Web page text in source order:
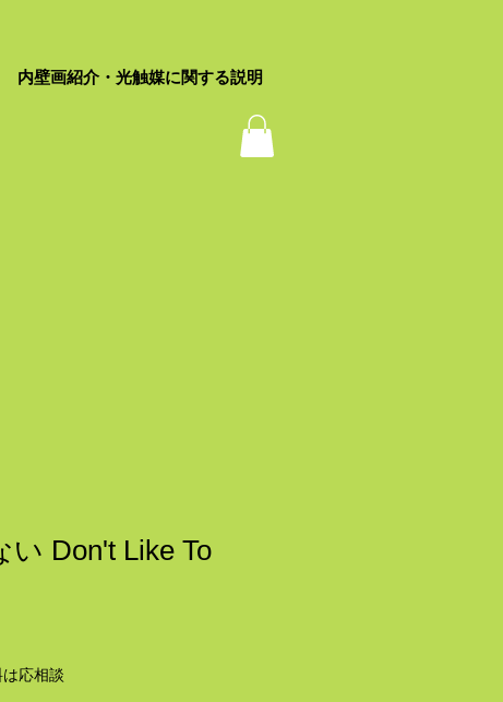
内壁画紹介・光触媒に関する説明
い Don't Like To
応相談